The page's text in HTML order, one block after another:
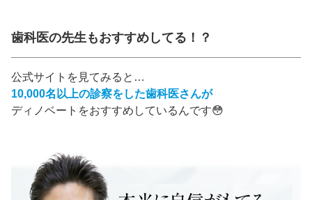
歯科医の先生もおすすめしてる！？
公式サイトを見てみると…
10,000名以上の診察をした歯科医さんが
ディノベートをおすすめしているんです😳